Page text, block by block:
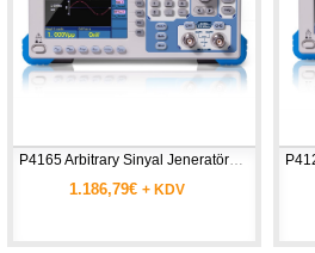
P4165 Arbitrary Sinyal Jeneratörü 1 µHz  60 MHz
1.186,79€ + KDV